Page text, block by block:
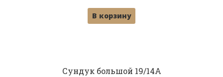
В корзину
Сундук большой 19/14A